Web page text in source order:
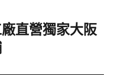
直營獨家大阪